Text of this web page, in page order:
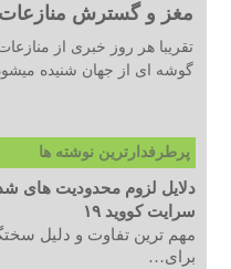
مغز و گسترش منازعات
تقریبا هر روز خبری از
گوشه ای از جهان شنیده
پرطرفدارترین نوشته ها
دلایل لزوم محدودیت های
سرایت کووید ۱۹
مهم ترین تفاوت و دلیل
برای…